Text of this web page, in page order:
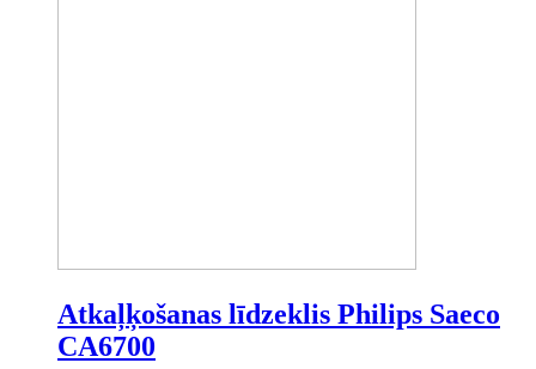
Atkaļķošanas līdzeklis Philips Saeco
CA6700